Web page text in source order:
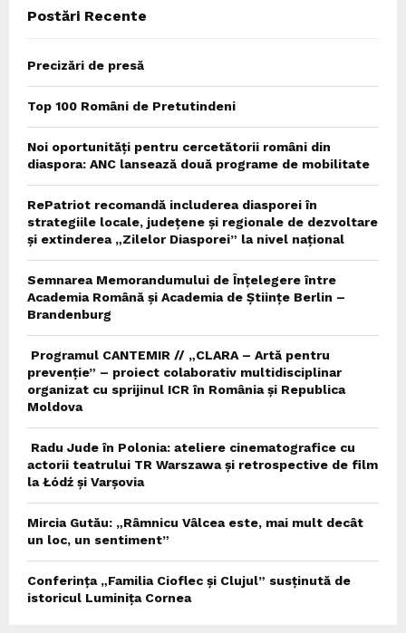
Postări Recente
Precizări de presă
Top 100 Români de Pretutindeni
Noi oportunități pentru cercetătorii români din
diaspora: ANC lansează două programe de mobilitate
RePatriot recomandă includerea diasporei în
strategiile locale, județene și regionale de dezvoltare
și extinderea „Zilelor Diasporei” la nivel național
Semnarea Memorandumului de Înțelegere între
Academia Română și Academia de Științe Berlin –
Brandenburg
Programul CANTEMIR // „CLARA – Artă pentru
prevenție” – proiect colaborativ multidisciplinar
organizat cu sprijinul ICR în România și Republica
Moldova
Radu Jude în Polonia: ateliere cinematografice cu
actorii teatrului TR Warszawa și retrospective de film
la Łódź și Varșovia
Mircia Gutău: „Râmnicu Vâlcea este, mai mult decât
un loc, un sentiment”
Conferința „Familia Cioflec și Clujul” susținută de
istoricul Luminița Cornea